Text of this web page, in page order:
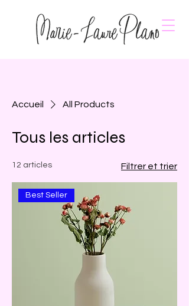
Accueil All Products
Tous les articles
12 articles Filtrer et trier
Best Seller